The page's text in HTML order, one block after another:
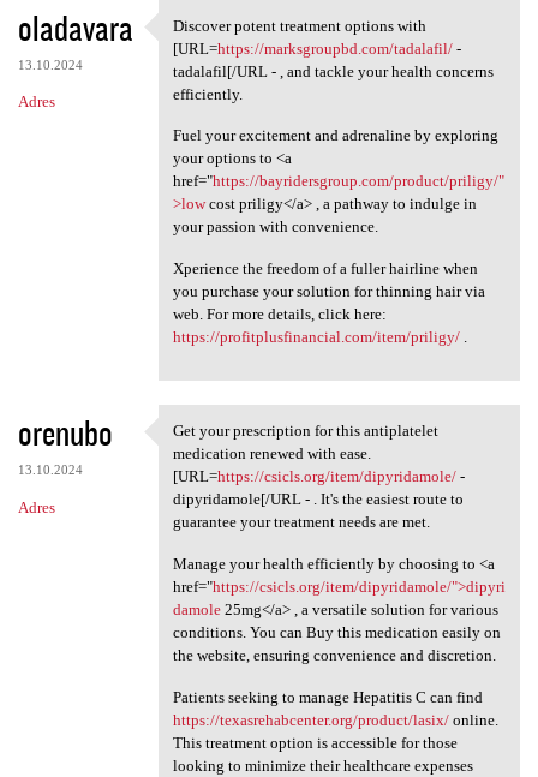
oladavara
13.10.2024
Adres
Discover potent treatment
Discover potent treatment options with
[URL=https://marksgroupbd.com/tadalafil/-
tadalafil[/URL - , and tackle your health concerns
efficiently.
Fuel your excitement and adrenaline by exploring
your options to <a
href="https://bayridersgroup.com/product/priligy/"
>lowcost priligy</a> , a pathway to indulge in
your passion with convenience.
Xperience the freedom of a fuller hairline when
you purchase your solution for thinning hair via
web. For more details, click here:
https://profitplusfinancial.com/item/priligy/.
orenubo
13.10.2024
Adres
Get your prescription for
Get your prescription for this antiplatelet
medication renewed with ease.
[URL=https://csicls.org/item/dipyridamole/-
dipyridamole[/URL - . It's the easiest route to
guarantee your treatment needs are met.
Manage your health efficiently by choosing to <a
href="https://csicls.org/item/dipyridamole/">dipyri
damole25mg</a> , a versatile solution for various
conditions. You can Buy this medication easily on
the website, ensuring convenience and discretion.
Patients seeking to manage Hepatitis C can find
https://texasrehabcenter.org/product/lasix/online.
This treatment option is accessible for those
looking to minimize their healthcare expenses